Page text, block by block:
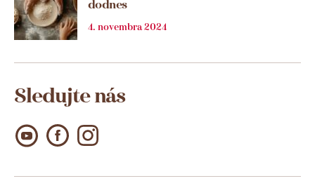
dodnes
4. novembra 2024
Sledujte nás